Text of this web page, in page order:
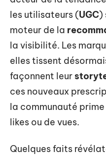
les utilisateurs (UGC)
moteur de la
la visibilité. Les
elles tissent
façonnent leur
ces nouveaux
la communauté
likes ou de vues.
Quelques faits